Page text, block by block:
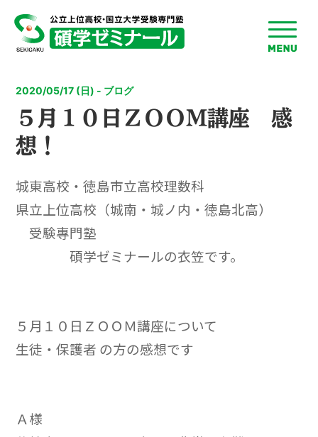
toggle
menu
2020/05/17 (日) - ブログ
５月１０日ＺＯＯＭ講座 感
想！
城東高校・徳島市立高校理数科
県立上位高校（城南・城ノ内・徳島北高）
受験專門塾
碩学ゼミナールの衣笠です。
５月１０日ＺＯＯＭ講座について
生徒・保護者 の方の感想です
Ａ様